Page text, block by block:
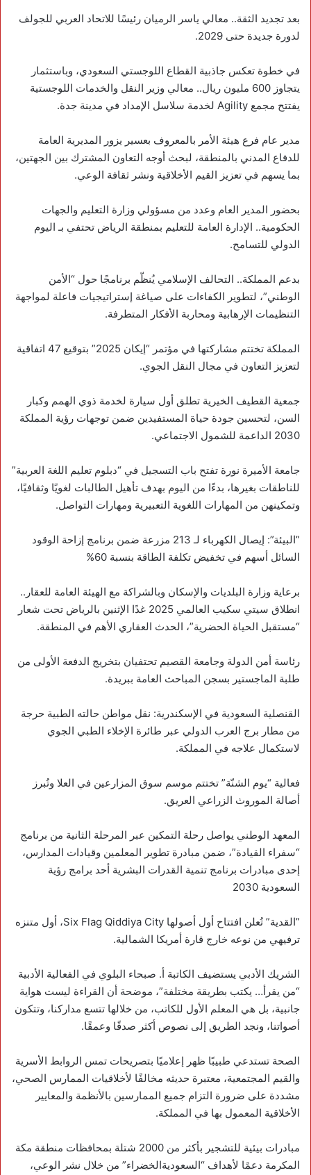
‏‏بعد تجديد الثقة.. معالي ياسر الرميان رئيسًا للاتحاد العربي للجولف
لدورة جديدة حتى 2029.
‏في خطوة تعكس جاذبية القطاع اللوجستي السعودي، وباستثمار
يتجاوز 600 مليون ريال.. معالي وزير النقل والخدمات اللوجستية
يفتتح مجمع Agility لخدمة سلاسل الإمداد في مدينة جدة.
‏مدير عام فرع هيئة الأمر بالمعروف بعسير يزور المديرية العامة
للدفاع المدني بالمنطقة، لبحث أوجه التعاون المشترك بين الجهتين،
بما يسهم في تعزيز القيم الأخلاقية ونشر ثقافة الوعي.
بحضور المدير العام وعدد من مسؤولي وزارة التعليم والجهات
الحكومية.. الإدارة العامة للتعليم بمنطقة الرياض تحتفي بـ ‎اليوم
الدولي للتسامح.
‏بدعم المملكة.. التحالف الإسلامي يُنظّم برنامجًا حول “الأمن
الوطني”، لتطوير الكفاءات على صياغة إستراتيجيات فاعلة لمواجهة
التنظيمات الإرهابية ومحاربة الأفكار المتطرفة.
‏المملكة تختتم مشاركتها في مؤتمر “إيكان 2025” بتوقيع 47 اتفاقية
لتعزيز التعاون في مجال النقل الجوي.
‏جمعية القطيف الخيرية تطلق أول سيارة لخدمة ذوي الهمم وكبار
السن، لتحسين جودة حياة المستفيدين ضمن توجهات رؤية المملكة
2030 الداعمة للشمول الاجتماعي.
‏جامعة الأميرة نورة تفتح باب التسجيل في “دبلوم تعليم اللغة العربية”
للناطقات بغيرها، بدءًا من اليوم بهدف تأهيل الطالبات لغويًا وثقافيًا،
وتمكينهن من المهارات اللغوية التعبيرية ومهارات التواصل.
‏”‎البيئة”: إيصال ‎الكهرباء لـ 213 مزرعة ضمن برنامج إزاحة الوقود
السائل أسهم في تخفيض تكلفة الطاقة بنسبة 60%
برعاية وزارة البلديات والإسكان وبالشراكة مع الهيئة العامة للعقار..
انطلاق سيتي سكيب العالمي 2025 غدًا الإثنين بالرياض تحت شعار
“مستقبل الحياة الحضرية”، الحدث العقاري الأهم في المنطقة.
رئاسة أمن الدولة وجامعة القصيم تحتفيان بتخريج الدفعة الأولى من
طلبة الماجستير بسجن المباحث العامة ببريدة.
القنصلية السعودية في الإسكندرية: ‏نقل مواطن حالته الطبية حرجة
من مطار برج العرب الدولي عبر طائرة الإخلاء الطبي الجوي
لاستكمال علاجه في المملكة.
‏فعالية “يوم الشنّة” تختتم موسم سوق المزارعين في العلا وتُبرز
أصالة الموروث الزراعي العريق.
‏المعهد الوطني يواصل رحلة التمكين عبر المرحلة الثانية من برنامج
“سفراء القيادة”، ضمن مبادرة تطوير المعلمين وقيادات المدارس،
إحدى مبادرات برنامج تنمية القدرات البشرية أحد برامج رؤية
السعودية 2030
‏”القدية” تُعلن افتتاح أول أصولها Six Flag Qiddiya City، أول متنزه
ترفيهي من نوعه خارج قارة أمريكا الشمالية.
‏الشريك الأدبي يستضيف الكاتبة أ. صبحاء البلوي في الفعالية الأدبية
“من يقرأ… يكتب بطريقة مختلفة”، موضحة أن القراءة ليست هواية
جانبية، بل هي المعلم الأول للكاتب، من خلالها تتسع مداركنا، وتتكون
أصواتنا، ونجد الطريق إلى نصوص أكثر صدقًا وعمقًا.
الصحة تستدعي طبيبًا ظهر إعلاميًا بتصريحات تمس الروابط الأسرية
والقيم المجتمعية، معتبرة حديثه مخالفًا لأخلاقيات الممارس الصحي،
مشددة على ضرورة التزام جميع الممارسين بالأنظمة والمعايير
الأخلاقية المعمول بها في المملكة.
‏مبادرات بيئية للتشجير بأكثر من 2000 شتلة بمحافظات منطقة مكة
المكرمة دعمًا لأهداف “السعوديةالخضراء” من خلال نشر الوعي،